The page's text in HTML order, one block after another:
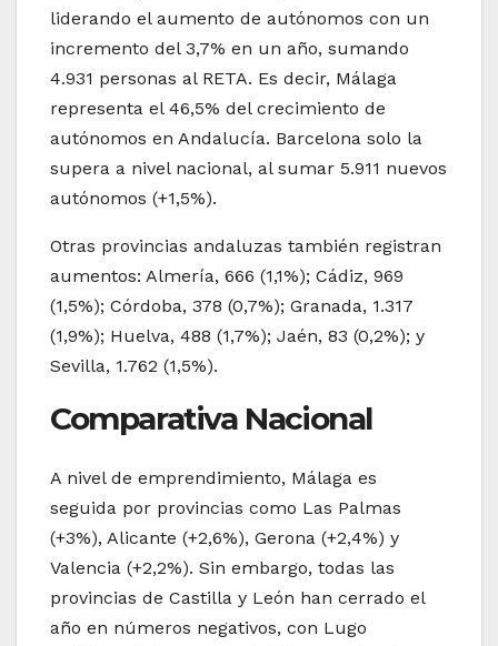
liderando el aumento de autónomos con un
incremento del 3,7% en un año, sumando
4.931 personas al RETA. Es decir, Málaga
representa el 46,5% del crecimiento de
autónomos en Andalucía. Barcelona solo la
supera a nivel nacional, al sumar 5.911 nuevos
autónomos (+1,5%).
Otras provincias andaluzas también registran
aumentos: Almería, 666 (1,1%); Cádiz, 969
(1,5%); Córdoba, 378 (0,7%); Granada, 1.317
(1,9%); Huelva, 488 (1,7%); Jaén, 83 (0,2%); y
Sevilla, 1.762 (1,5%).
Comparativa Nacional
A nivel de emprendimiento, Málaga es
seguida por provincias como Las Palmas
(+3%), Alicante (+2,6%), Gerona (+2,4%) y
Valencia (+2,2%). Sin embargo, todas las
provincias de Castilla y León han cerrado el
año en números negativos, con Lugo